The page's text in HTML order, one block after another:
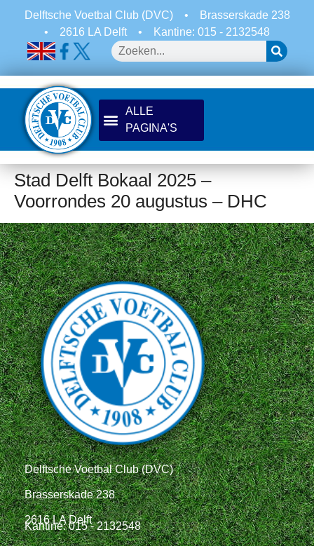
Delftsche Voetbal Club (DVC) •
Brasserskade 238
•
2616 LA Delft • Kantine: 015 - 2132548
Stad Delft Bokaal 2025 –
Voorrondes 20 augustus – DHC
Delftsche Voetbal Club (DVC)
Brasserskade 238
2616 LA Delft
Kantine: 015 - 2132548